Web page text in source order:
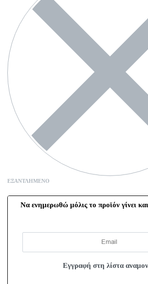
ΕΞΑΝΤΛΗΜΈΝΟ
Να ενημερωθώ μόλις το προϊόν γίνει